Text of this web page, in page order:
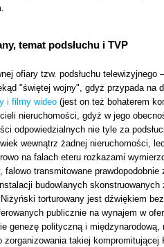
temat podsłuchu i TVP
ofiary tzw. podsłuchu telewizyjnego
"świętej wojny", gdyż przypada na
i filmy wideo (jest on też bohaterem
nieruchomości, gdyż w jego
odpowiedzialnych nie tyle za
wewnątrz żadnej nieruchomości,
na falach eteru rozkazami
transmitowane
budowlanych
torturowany jest dźwiękiem
publicznie na wynajem w
genezę polityczną i
takiej kompromitującej